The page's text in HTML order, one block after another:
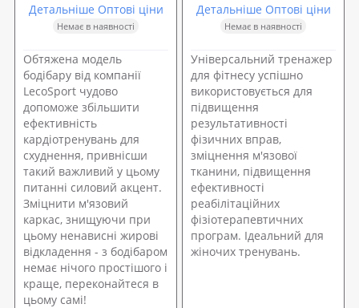
Детальніше Оптові ціни
Немає в наявності
Обтяжена модель
бодібару від компанії
LecoSport чудово
допоможе збільшити
ефективність
кардіотренувань для
схуднення, привнісши
такий важливий у цьому
питанні силовий акцент.
Зміцнити м'язовий
каркас, знищуючи при
цьому ненависні жирові
відкладення - з бодібаром
немає нічого простішого і
краще, переконайтеся в
цьому самі!
Детальніше Оптові ціни
Немає в наявності
Універсальний тренажер
для фітнесу успішно
використовується для
підвищення
результативності
фізичних вправ,
зміцнення м'язової
тканини, підвищення
ефективності
реабілітаційних
фізіотерапевтичних
програм. Ідеальний для
жіночих тренувань.